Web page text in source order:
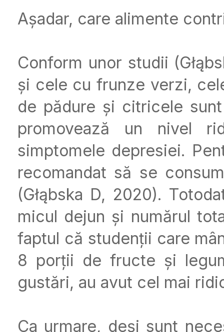
Așadar, care alimente
Conform unor studii
și cele cu frunze verzi,
de pădure și citricele
promovează un nivel
simptomele depresiei.
recomandat să se
(Głąbska D, 2020).
micul dejun și numărul
faptul că studenții care
8 porții de fructe și
gustări, au avut cel mai
Ca urmare, deși sunt